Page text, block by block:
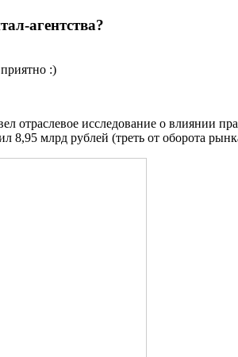
агентства?
:)
отраслевое исследование о влиянии
8,95 млрд рублей (треть от оборота